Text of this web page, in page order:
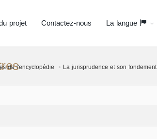
projet Contactez-nous La langue
de l'encyclopédie La jurisprudence et son fondement